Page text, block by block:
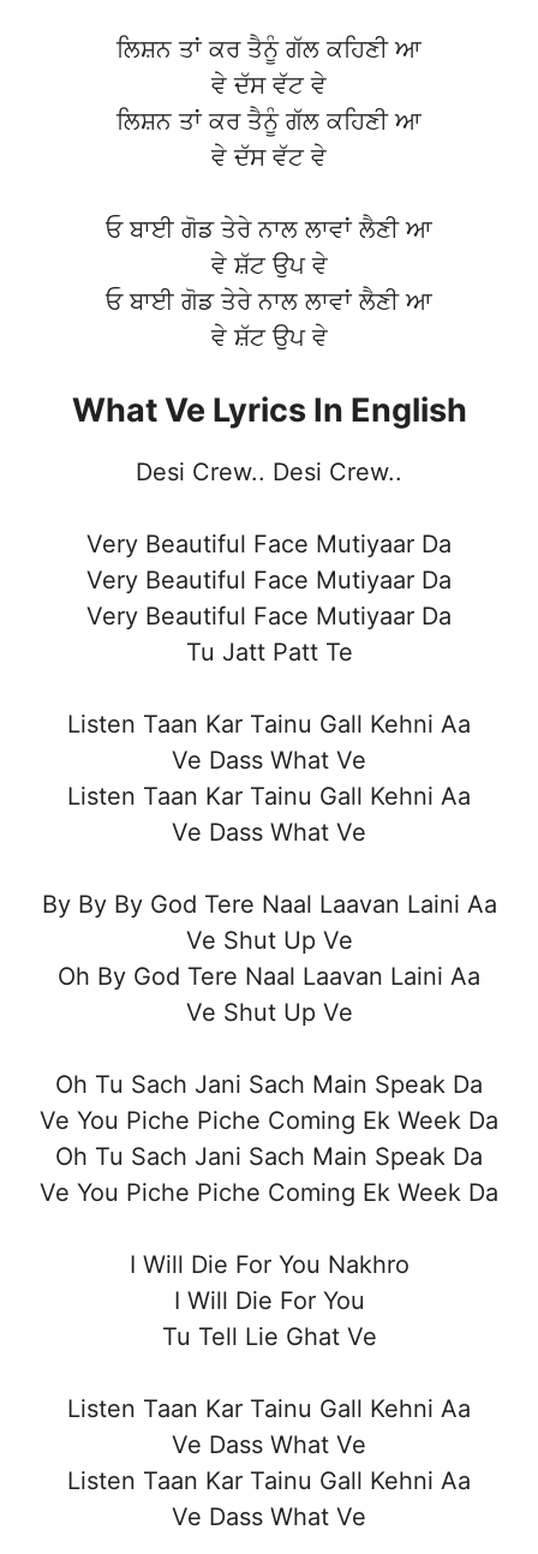
ਲਿਸ਼ਨ ਤਾਂ ਕਰ ਤੈਨੂੰ ਗੱਲ ਕਹਿਣੀ ਆ
ਵੇ ਦੱਸ ਵੱਟ ਵੇ
ਲਿਸ਼ਨ ਤਾਂ ਕਰ ਤੈਨੂੰ ਗੱਲ ਕਹਿਣੀ ਆ
ਵੇ ਦੱਸ ਵੱਟ ਵੇ
ਓ ਬਾਈ ਗੋਡ ਤੇਰੇ ਨਾਲ ਲਾਵਾਂ ਲੈਣੀ ਆ
ਵੇ ਸ਼ੱਟ ਉਪ ਵੇ
ਓ ਬਾਈ ਗੋਡ ਤੇਰੇ ਨਾਲ ਲਾਵਾਂ ਲੈਣੀ ਆ
ਵੇ ਸ਼ੱਟ ਉਪ ਵੇ
What Ve Lyrics In English
Desi Crew.. Desi Crew..
Very Beautiful Face Mutiyaar Da
Very Beautiful Face Mutiyaar Da
Very Beautiful Face Mutiyaar Da
Tu Jatt Patt Te
Listen Taan Kar Tainu Gall Kehni Aa
Ve Dass What Ve
Listen Taan Kar Tainu Gall Kehni Aa
Ve Dass What Ve
By By By God Tere Naal Laavan Laini Aa
Ve Shut Up Ve
Oh By God Tere Naal Laavan Laini Aa
Ve Shut Up Ve
Oh Tu Sach Jani Sach Main Speak Da
Ve You Piche Piche Coming Ek Week Da
Oh Tu Sach Jani Sach Main Speak Da
Ve You Piche Piche Coming Ek Week Da
I Will Die For You Nakhro
I Will Die For You
Tu Tell Lie Ghat Ve
Listen Taan Kar Tainu Gall Kehni Aa
Ve Dass What Ve
Listen Taan Kar Tainu Gall Kehni Aa
Ve Dass What Ve